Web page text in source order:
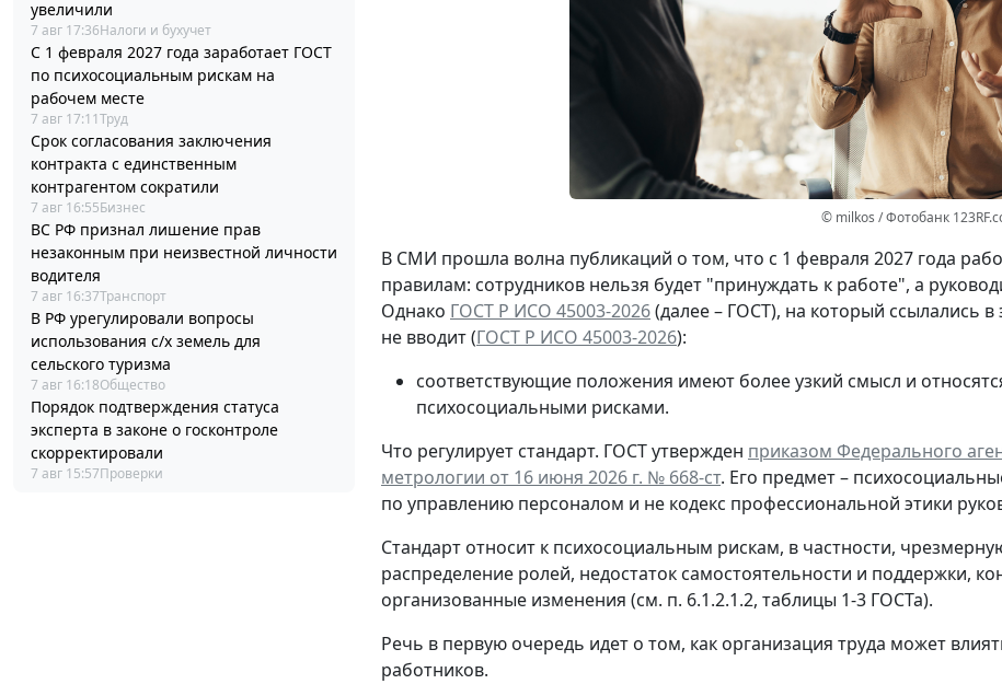
увеличили
7 авг 17:36Налоги и бухучет
С 1 февраля 2027 года заработает ГОСТ
по психосоциальным рискам на
рабочем месте
7 авг 17:11Труд
Срок согласования заключения
контракта с единственным
контрагентом сократили
7 авг 16:55Бизнес
ВС РФ признал лишение прав
незаконным при неизвестной личности
водителя
7 авг 16:37Транспорт
В РФ урегулировали вопросы
использования с/х земель для
сельского туризма
7 авг 16:18Общество
Порядок подтверждения статуса
эксперта в законе о госконтроле
скорректировали
7 авг 15:57Проверки
© milkos / Фотобанк
В СМИ прошла волна публикаций о том, что с 1 февраля 2027 года
правилам: сотрудников нельзя будет "принуждать к работе", а
Однако ГОСТ Р ИСО 45003-2026(далее – ГОСТ), на который ссылались
не вводит (ГОСТ Р ИСО 45003-2026):
соответствующие положения имеют более узкий смысл и
психосоциальными рисками.
Что регулирует стандарт. ГОСТ утвержден приказом Федерального
метрологии от 16 июня 2026 г. № 668-ст. Его предмет –
по управлению персоналом и не кодекс профессиональной этики
Стандарт относит к психосоциальным рискам, в частности,
распределение ролей, недостаток самостоятельности и поддержки,
организованные изменения (см. п. 6.1.2.1.2, таблицы 1-3 ГОСТа).
Речь в первую очередь идет о том, как организация труда может
работников.